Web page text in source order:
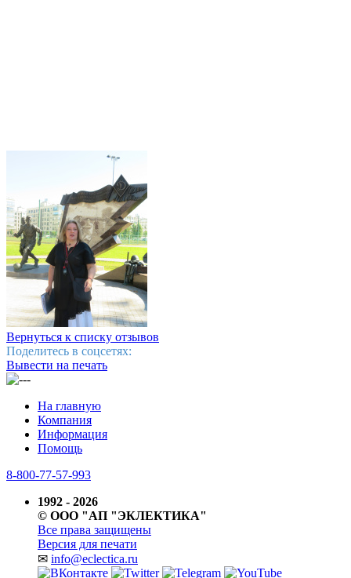
Вернуться к списку отзывов
Поделитесь в соцсетях:
Вывести на печать
На главную
Компания
Информация
Помощь
8-800-77-57-993
1992 - 2026
© ООО "АП "ЭКЛЕКТИКА"
Все права защищены
Версия для печати
✉ info@eclectica.ru